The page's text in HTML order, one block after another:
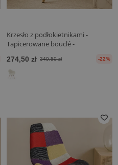
Krzesło z podłokietnikami -
Tapicerowane bouclé -
poczekalnia - Nordika
274,50 zł 349,50 zł -22%